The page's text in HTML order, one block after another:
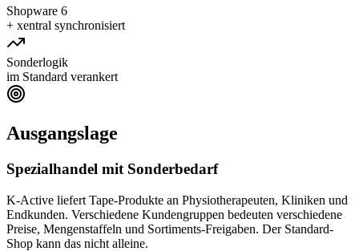
Shopware 6
+ xentral synchronisiert
Sonderlogik
im Standard verankert
Ausgangslage
Spezialhandel mit Sonderbedarf
K-Active liefert Tape-Produkte an Physiotherapeuten, Kliniken und
Endkunden. Verschiedene Kundengruppen bedeuten verschiedene
Preise, Mengenstaffeln und Sortiments-Freigaben. Der Standard-
Shop kann das nicht alleine.